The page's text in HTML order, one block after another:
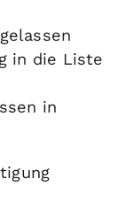
in die Liste
in